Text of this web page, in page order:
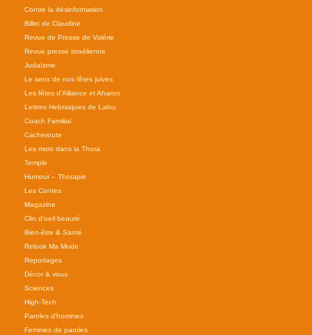
Contre la désinformation
Billet de Claudine
Revue de Presse de Valérie
Revue presse israélienne
Judaïsme
Le sens de nos fêtes juives
Les fêtes d'Alliance et Aharon
Lettres Hebraiques de Lalou
Coach Familial
Cacheroute
Les mots dans la Thora
Temple
Humour – Thorapie
Les Contes
Magazine
Clin d'oeil beauté
Bien-être & Santé
Relook Ma Mode
Reportages
Décor & vous
Sciences
High-Tech
Paroles d'hommes
Femmes de paroles